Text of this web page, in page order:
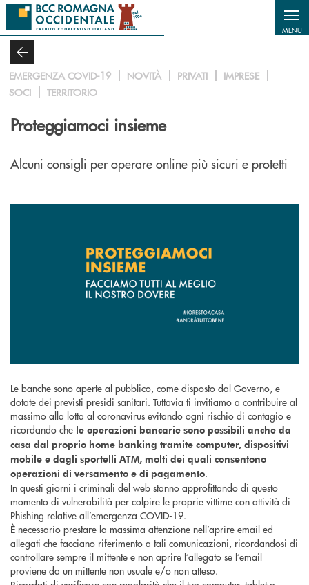
Salta al contenuto principale
MENU
EMERGENZA COVID-19 NOVITÀ PRIVATI
IMPRESE
SOCI
TERRITORIO
Proteggiamoci insieme
Alcuni consigli per operare online più sicuri e protetti
Le banche sono aperte al pubblico, come disposto dal Governo, e
dotate dei previsti presidi sanitari. Tuttavia ti invitiamo a contribuire al
massimo alla lotta al coronavirus evitando ogni rischio di contagio e
ricordando che le operazioni bancarie sono possibili anche da
casa dal proprio home banking tramite computer, dispositivi
mobile e dagli sportelli ATM, molti dei quali consentono
operazioni di versamento e di pagamento.
In questi giorni i criminali del web stanno approfittando di questo
momento di vulnerabilità per colpire le proprie vittime con attività di
Phishing relative all’emergenza COVID-19.
È necessario prestare la massima attenzione nell’aprire email ed
allegati che facciano riferimento a tali comunicazioni, ricordandosi di
controllare sempre il mittente e non aprire l’allegato se l’email
proviene da un mittente non usuale e/o non atteso.